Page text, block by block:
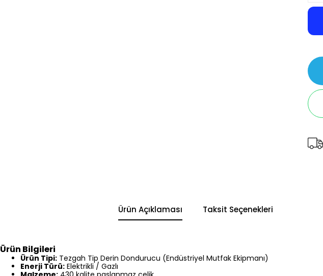
Ürün Açıklaması Taksit Seçenekleri
Ürün Bilgileri
Ürün Tipi: Tezgah Tip Derin Dondurucu (Endüstriyel Mutfak Ekipmanı)
Enerji Türü: Elektrikli / Gazlı